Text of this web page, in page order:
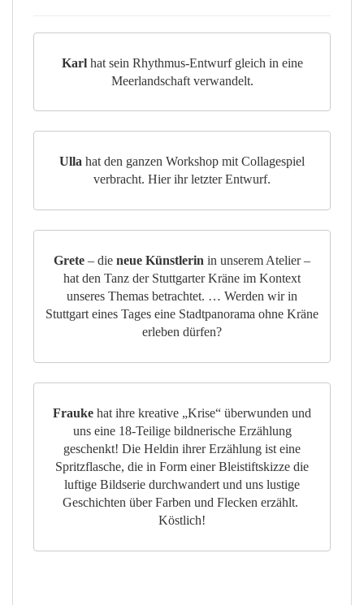
Karlhat sein Rhythmus-Entwurf gleich in eine
Meerlandschaft verwandelt.
Ulla hat den ganzen Workshop mit Collagespiel
verbracht. Hier ihr letzter Entwurf.
Grete – die neue Künstlerin in unserem Atelier –
hat den Tanz der Stuttgarter Kräne im Kontext
unseres Themas betrachtet. … Werden wir in
Stuttgart eines Tages eine Stadtpanorama ohne Kräne
erleben dürfen?
Frauke hat ihre kreative „Krise“ überwunden und
uns eine 18-Teilige bildnerische Erzählung
geschenkt! Die Heldin ihrer Erzählung ist eine
Spritzflasche, die in Form einer Bleistiftskizze die
luftige Bildserie durchwandert und uns lustige
Geschichten über Farben und Flecken erzählt.
Köstlich!